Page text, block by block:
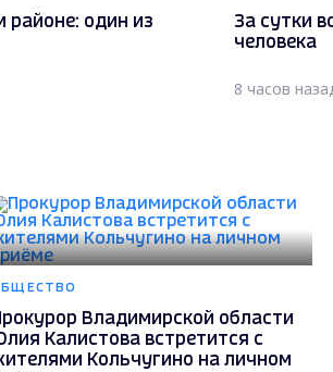
районе: один из
За сутки
человека
8 часов
Владимирской области
Калистова встретится с
Кольчугино на личном